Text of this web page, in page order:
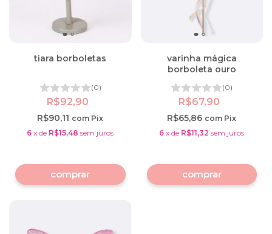
tiara borboletas
(0)
R$92,90
R$90,11 com Pix
6 xde R$15,48 sem juros
varinha mágica
borboleta ouro
(0)
R$67,90
R$65,86 com Pix
6 xde R$11,32 sem juros